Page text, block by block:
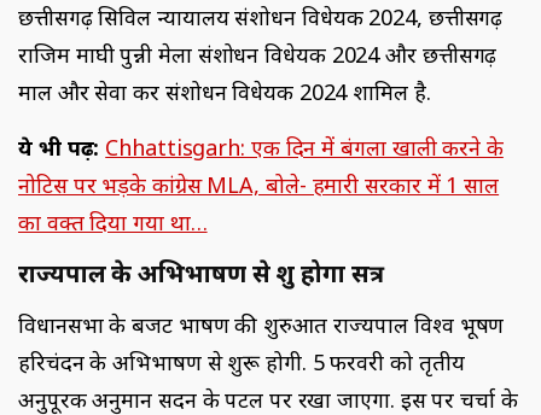
छत्तीसगढ़ सिविल न्यायालय संशोधन विधेयक 2024, छत्तीसगढ़
राजिम माघी पुन्नी मेला संशोधन विधेयक 2024 और छत्तीसगढ़
माल और सेवा कर संशोधन विधेयक 2024 शामिल है.
ये भी पढ़ें: Chhattisgarh: एक दिन में बंगला खाली करने के
नोटिस पर भड़के कांग्रेस MLA, बोले- हमारी सरकार में 1 साल
का वक्त दिया गया था…
राज्यपाल के अभिभाषण से शुरू होगा सत्र
विधानसभा के बजट भाषण की शुरुआत राज्यपाल विश्व भूषण
हरिचंदन के अभिभाषण से शुरू होगी. 5 फरवरी को तृतीय
अनुपूरक अनुमान सदन के पटल पर रखा जाएगा. इस पर चर्चा के